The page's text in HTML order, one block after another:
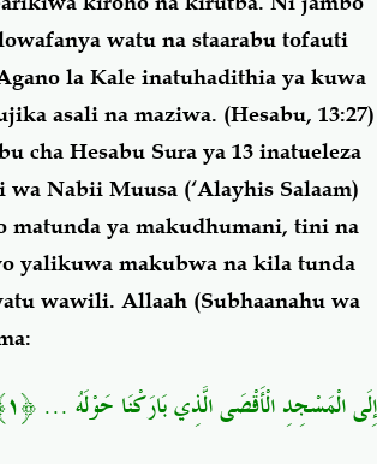
watu na staarabu tofauti
la Kale inatuhadithia ya kuwa
asali na maziwa. (Hesabu, 13:27)
cha Hesabu Sura ya 13 inatueleza
wa Nabii Muusa (‘Alayhis Salaam)
matunda ya makudhumani, tini na
yalikuwa makubwa na kila tunda
wawili. Allaah (Subhaanahu wa
إِلَى الْمَسْجِدِ الْأَقْصَى الَّذِي بَارَكْنَا حَوْلَهُ ... ﴿١﴾